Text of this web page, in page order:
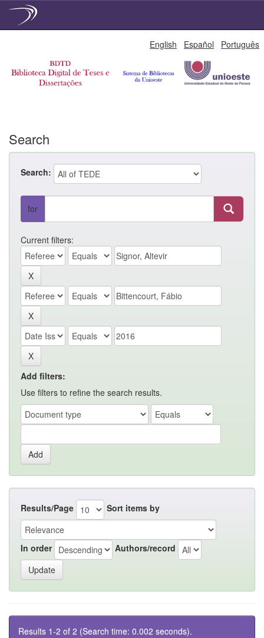
English Español Português
Search
Search:
for
Current filters:
Add filters:
Use filters to refine the search results.
Results/Page Sort items by
In order Authors/record
Results 1-2 of 2 (Search time: 0.002 seconds).